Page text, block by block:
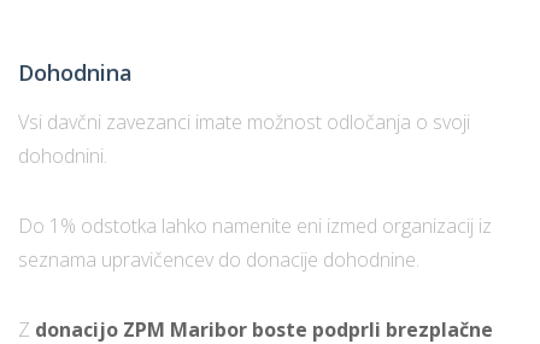
Dohodnina
Vsi davčni zavezanci imate možnost odločanja o svoji
dohodnini.
Do 1% odstotka lahko namenite eni izmed organizacij iz
seznama upravičencev do donacije dohodnine.
Z donacijo ZPM Maribor boste podprli brezplačne